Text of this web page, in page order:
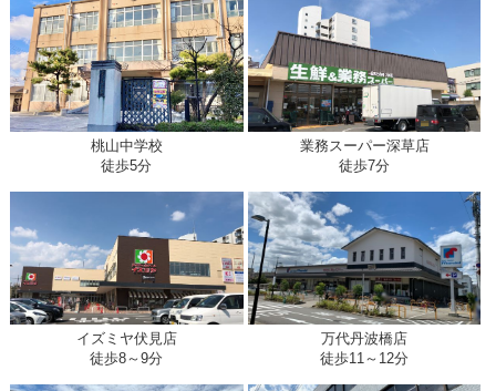
桃山中学校
徒歩5分
業務スーパー深草店
徒歩7分
イズミヤ伏見店
徒歩8～9分
万代丹波橋店
徒歩11～12分